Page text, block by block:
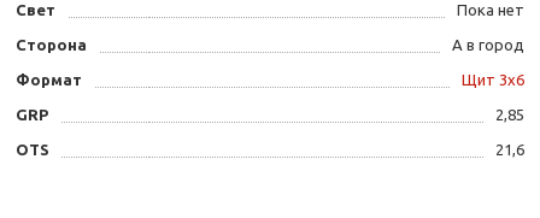
Свет Пока нет
Сторона А в город
Формат Щит 3х6
GRP 2,85
OTS 21,6